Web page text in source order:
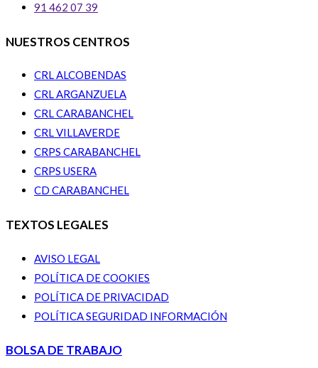
91 462 07 39
NUESTROS CENTROS
CRL ALCOBENDAS
CRL ARGANZUELA
CRL CARABANCHEL
CRL VILLAVERDE
CRPS CARABANCHEL
CRPS USERA
CD CARABANCHEL
TEXTOS LEGALES
AVISO LEGAL
POLÍTICA DE COOKIES
POLÍTICA DE PRIVACIDAD
POLÍTICA SEGURIDAD INFORMACIÓN
BOLSA DE TRABAJO